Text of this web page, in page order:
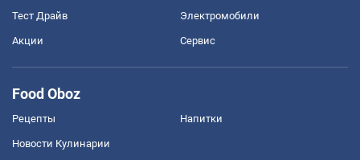
Тест Драйв Электромобили
Акции Сервис
Food Oboz
Рецепты Напитки
Новости Кулинарии